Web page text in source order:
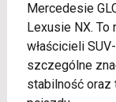
Mercedesie
Lexusie NX.
właścicieli
szczególne
stabilność oraz